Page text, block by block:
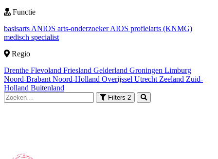
Functie
basisarts ANIOS arts-onderzoekerAIOS profielarts (KNMG)
medisch specialist
Regio
Drenthe Flevoland Friesland Gelderland Groningen Limburg
Noord-Brabant Noord-Holland Overijssel Utrecht Zeeland Zuid-
Holland Buitenland
Filters 2